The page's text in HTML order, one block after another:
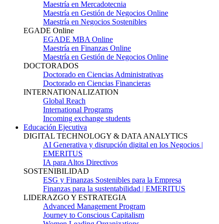
Maestría en Mercadotecnia
Maestría en Gestión de Negocios Online
Maestría en Negocios Sostenibles
EGADE Online
EGADE MBA Online
Maestría en Finanzas Online
Maestría en Gestión de Negocios Online
DOCTORADOS
Doctorado en Ciencias Administrativas
Doctorado en Ciencias Financieras
INTERNATIONALIZATION
Global Reach
International Programs
Incoming exchange students
Educación Ejecutiva
DIGITAL TECHNOLOGY & DATA ANALYTICS
AI Generativa y disrupción digital en los Negocios |
EMERITUS
IA para Altos Directivos
SOSTENIBILIDAD
ESG y Finanzas Sostenibles para la Empresa
Finanzas para la sustentabilidad | EMERITUS
LIDERAZGO Y ESTRATEGIA
Advanced Management Program
Journey to Conscious Capitalism